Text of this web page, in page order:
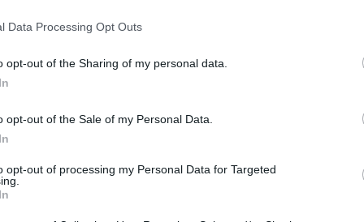
Data Processing Opt Outs
opt-out of the Sharing of my personal data.
opt-out of the Sale of my Personal Data.
opt-out of processing my Personal Data for Targeted
de 33. Bellingham marcó en la jornada 11 y
una asistencia para alcanzar los 14 puntos.
en los nueve partidos ligueros que ha
delantero, 22.620.000, 33 puntos)
su mejor nivel tras superar sus molestias en el